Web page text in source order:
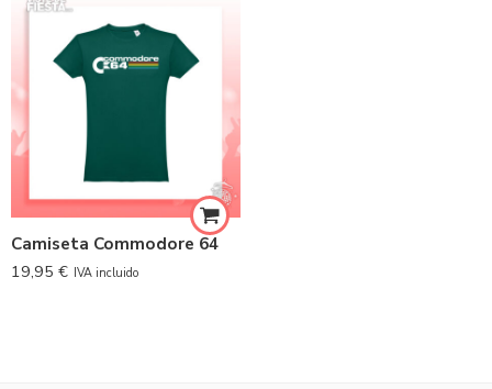
Camiseta Commodore 64
19,95 € IVA incluido